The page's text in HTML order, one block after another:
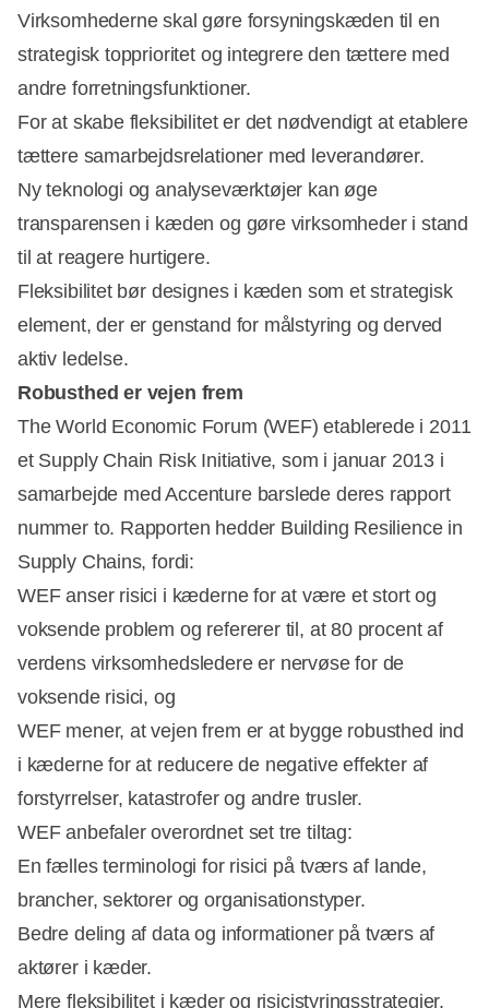
Virksomhederne skal gøre forsyningskæden til en
strategisk topprioritet og integrere den tættere med
andre forretningsfunktioner.
For at skabe fleksibilitet er det nødvendigt at etablere
tættere samarbejdsrelationer med leverandører.
Ny teknologi og analyseværktøjer kan øge
transparensen i kæden og gøre virksomheder i stand
til at reagere hurtigere.
Fleksibilitet bør designes i kæden som et strategisk
element, der er genstand for målstyring og derved
aktiv ledelse.
Robusthed er vejen frem
The World Economic Forum (WEF) etablerede i 2011
et Supply Chain Risk Initiative, som i januar 2013 i
samarbejde med Accenture barslede deres rapport
nummer to. Rapporten hedder Building Resilience in
Supply Chains, fordi:
WEF anser risici i kæderne for at være et stort og
voksende problem og refererer til, at 80 procent af
verdens virksomhedsledere er nervøse for de
voksende risici, og
WEF mener, at vejen frem er at bygge robusthed ind
i kæderne for at reducere de negative effekter af
forstyrrelser, katastrofer og andre trusler.
WEF anbefaler overordnet set tre tiltag:
En fælles terminologi for risici på tværs af lande,
brancher, sektorer og organisationstyper.
Bedre deling af data og informationer på tværs af
aktører i kæder.
Mere fleksibilitet i kæder og risicistyringsstrategier.